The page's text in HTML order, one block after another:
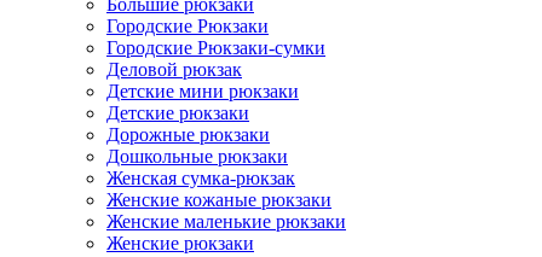
Большие рюкзаки
Городские Рюкзаки
Городские Рюкзаки-сумки
Деловой рюкзак
Детские мини рюкзаки
Детские рюкзаки
Дорожные рюкзаки
Дошкольные рюкзаки
Женская сумка-рюкзак
Женские кожаные рюкзаки
Женские маленькие рюкзаки
Женские рюкзаки